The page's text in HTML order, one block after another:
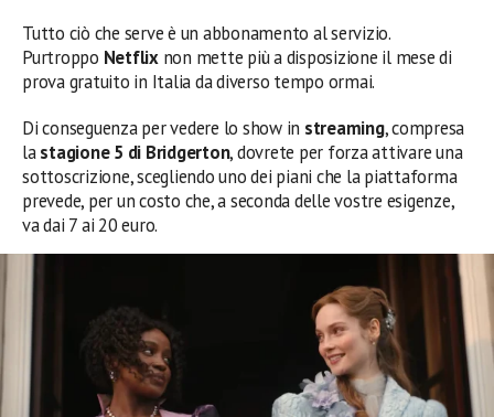
Tutto ciò che serve è un abbonamento al servizio.
Purtroppo Netflix non mette più a disposizione il mese di
prova gratuito in Italia da diverso tempo ormai.
Di conseguenza per vedere lo show in streaming, compresa
lastagione 5 di Bridgerton, dovrete per forza attivare una
sottoscrizione, scegliendo uno dei piani che la piattaforma
prevede, per un costo che, a seconda delle vostre esigenze,
va dai 7 ai 20 euro.